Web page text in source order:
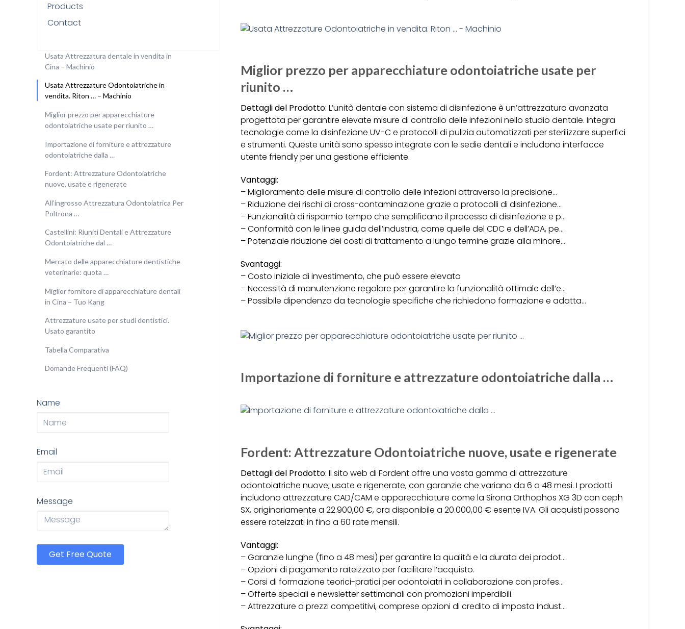
Products
Contact
Usata Attrezzatura dentale in vendita in
Cina – Machinio
Usata Attrezzature Odontoiatriche in
vendita. Riton … – Machinio
Miglior prezzo per apparecchiature
odontoiatriche usate per riunito …
Importazione di forniture e attrezzature
odontoiatriche dalla …
Fordent: Attrezzature Odontoiatriche
nuove, usate e rigenerate
All’ingrosso Attrezzatura Odontoiatrica Per
Poltrona …
Castellini: Riuniti Dentali e Attrezzature
Odontoiatriche dal …
Mercato delle apparecchiature dentistiche
veterinarie: quota …
Miglior fornitore di apparecchiature dentali
in Cina – Tuo Kang
Attrezzature usate per studi dentistici.
Usato garantito
Tabella Comparativa
Domande Frequenti (FAQ)
Name
Email
Message
Get Free Quote
Miglior prezzo per apparecchiature odontoiatriche usate per
riunito …
Dettagli del Prodotto: L’unità dentale con sistema di disinfezione è un’attrezzatura avanzata
progettata per garantire elevate misure di controllo delle infezioni nello studio dentale. Integra
tecnologie come la disinfezione UV-C e protocolli di pulizia automatizzati per sterilizzare superfici
e strumenti. Queste unità sono spesso integrate con le sedie dentali e includono interfacce
utente friendly per una gestione efficiente.
Vantaggi:
– Miglioramento delle misure di controllo delle infezioni attraverso la precisione…
– Riduzione dei rischi di cross-contaminazione grazie a protocolli di disinfezione…
– Funzionalità di risparmio tempo che semplificano il processo di disinfezione e p…
– Conformità con le linee guida dell’industria, come quelle del CDC e dell’ADA, pe…
– Potenziale riduzione dei costi di trattamento a lungo termine grazie alla minore…
Svantaggi:
– Costo iniziale di investimento, che può essere elevato
– Necessità di manutenzione regolare per garantire la funzionalità ottimale dell’e…
– Possibile dipendenza da tecnologie specifiche che richiedono formazione e adatta…
Importazione di forniture e attrezzature odontoiatriche dalla …
Fordent: Attrezzature Odontoiatriche nuove, usate e rigenerate
Dettagli del Prodotto: Il sito web di Fordent offre una vasta gamma di attrezzature
odontoiatriche nuove, usate e rigenerate, con garanzie che variano da 6 a 48 mesi. I prodotti
includono attrezzature CAD/CAM e apparecchiature come la Sirona Orthophos XG 3D con ceph
SX, originariamente a 22.900,00 €, ora disponibile a 20.000,00 € esente IVA. Gli acquisti possono
essere rateizzati in fino a 60 rate mensili.
Vantaggi:
– Garanzie lunghe (fino a 48 mesi) per garantire la qualità e la durata dei prodot…
– Opzioni di pagamento rateizzato per facilitare l’acquisto.
– Corsi di formazione teorici-pratici per odontoiatri in collaborazione con profes…
– Offerte speciali e newsletter settimanali con promozioni imperdibili.
– Attrezzature a prezzi competitivi, comprese opzioni di credito di imposta Indust…